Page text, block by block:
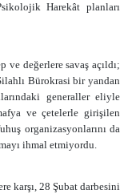
Harekât planları
ve değerlere savaş açıldı;
Bürokrasi bir yandan
generaller eliyle
ve çetelerle girişilen
organizasyonlarını da
ihmal etmiyordu.
karşı, 28 Şubat darbesini